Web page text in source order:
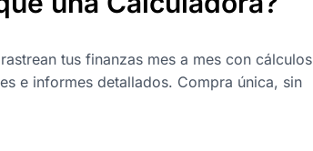
tus finanzas mes a mes con cálculos
e informes detallados. Compra única, sin